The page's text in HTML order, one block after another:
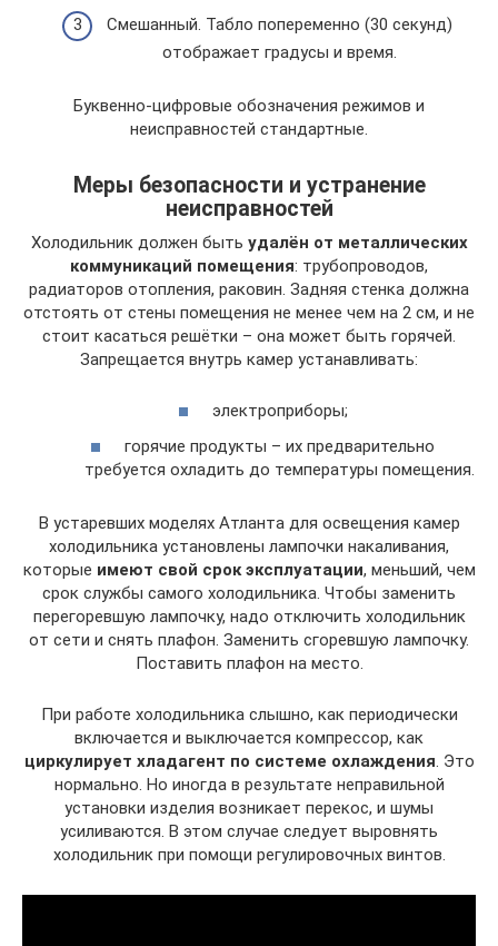
Смешанный. Табло попеременно (30 секунд)
отображает градусы и время.
Буквенно-цифровые обозначения режимов и
неисправностей стандартные.
Меры безопасности и устранение
неисправностей
Холодильник должен быть удалён от металлических
коммуникаций помещения: трубопроводов,
радиаторов отопления, раковин. Задняя стенка должна
отстоять от стены помещения не менее чем на 2 см, и не
стоит касаться решётки – она может быть горячей.
Запрещается внутрь камер устанавливать:
электроприборы;
горячие продукты – их предварительно
требуется охладить до температуры помещения.
В устаревших моделях Атланта для освещения камер
холодильника установлены лампочки накаливания,
которые имеют свой срок эксплуатации, меньший, чем
срок службы самого холодильника. Чтобы заменить
перегоревшую лампочку, надо отключить холодильник
от сети и снять плафон. Заменить сгоревшую лампочку.
Поставить плафон на место.
При работе холодильника слышно, как периодически
включается и выключается компрессор, как
циркулирует хладагент по системе охлаждения . Это
нормально. Но иногда в результате неправильной
установки изделия возникает перекос, и шумы
усиливаются. В этом случае следует выровнять
холодильник при помощи регулировочных винтов.